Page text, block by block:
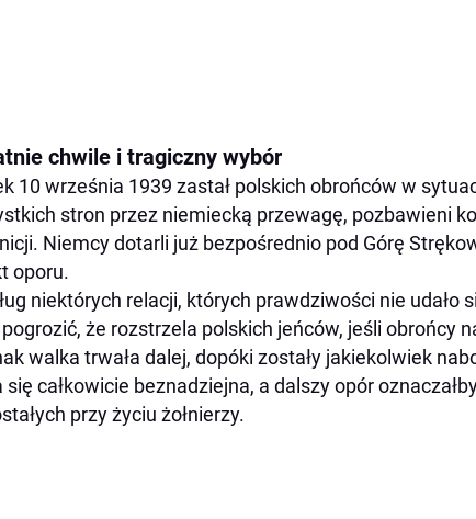
chwile i tragiczny wybór
10 września 1939 zastał polskich obrońców w
stron przez niemiecką przewagę, pozbawieni
Niemcy dotarli już bezpośrednio pod Górę
oporu.
niektórych relacji, których prawdziwości nie udało
pogrozić, że rozstrzela polskich jeńców, jeśli obrońcy
walka trwała dalej, dopóki zostały jakiekolwiek
się całkowicie beznadziejna, a dalszy opór
przy życiu żołnierzy.